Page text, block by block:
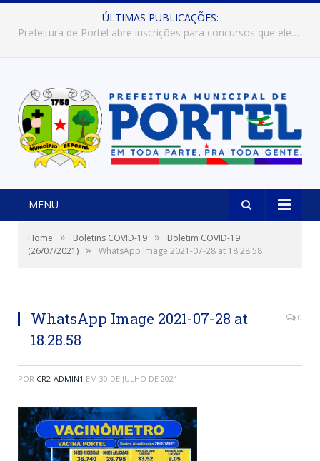
ÚLTIMAS PUBLICAÇÕES:
Prefeitura de Portel abre inscrições para concursos que elegerão os destaques do Verão 2026
MENU
Home » Boletins COVID-19 »
Boletim COVID-19
(26/07/2021) » WhatsApp Image 2021-07-28 at 18.28.58
WhatsApp Image 2021-07-28 at
18.28.58
0
POR CR2-ADMIN1 EM 30 DE JULHO DE 2021